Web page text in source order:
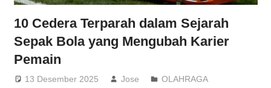
10 Cedera Terparah dalam Sejarah
Sepak Bola yang Mengubah Karier
Pemain
13 Desember 2025 Jose OLAHRAGA